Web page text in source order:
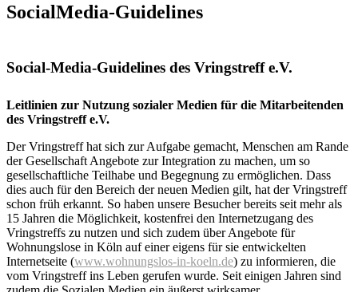
SocialMedia-Guidelines
Social-Media-Guidelines des Vringstreff e.V.
Leitlinien zur Nutzung sozialer Medien für die Mitarbeitenden
des Vringstreff e.V.
Der Vringstreff hat sich zur Aufgabe gemacht, Menschen am Rande
der Gesellschaft Angebote zur Integration zu machen, um so
gesellschaftliche Teilhabe und Begegnung zu ermöglichen. Dass
dies auch für den Bereich der neuen Medien gilt, hat der Vringstreff
schon früh erkannt. So haben unsere Besucher bereits seit mehr als
15 Jahren die Möglichkeit, kostenfrei den Internetzugang des
Vringstreffs zu nutzen und sich zudem über Angebote für
Wohnungslose in Köln auf einer eigens für sie entwickelten
Internetseite (www.wohnungslos-in-koeln.de) zu informieren, die
vom Vringstreff ins Leben gerufen wurde. Seit einigen Jahren sind